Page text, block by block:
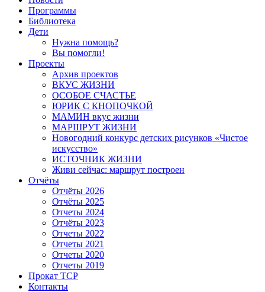
Программы
Библиотека
Дети
Нужна помощь?
Вы помогли!
Проекты
Архив проектов
ВКУС ЖИЗНИ
ОСОБОЕ СЧАСТЬЕ
ЮРИК С КНОПОЧКОЙ
МАМИН вкус жизни
МАРШРУТ ЖИЗНИ
Новогодний конкурс детских рисунков «Чистое
искусство»
ИСТОЧНИК ЖИЗНИ
Живи сейчас: маршрут построен
Отчёты
Отчёты 2026
Отчёты 2025
Отчеты 2024
Отчёты 2023
Отчеты 2022
Отчеты 2021
Отчеты 2020
Отчеты 2019
Прокат ТСР
Контакты